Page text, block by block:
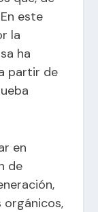
este
la
ha
partir de
en
de